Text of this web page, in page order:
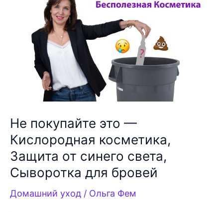
признаков
лохотрона
Не покупайте это —
Кислородная косметика,
Защита от синего света,
Сыворотка для бровей
Домашний уход / Ольга Фем